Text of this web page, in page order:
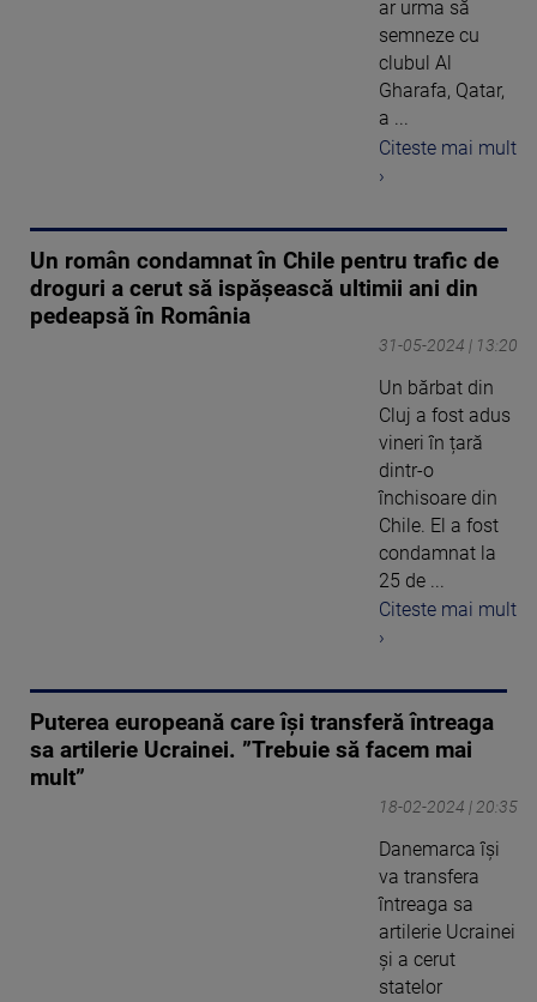
ar urma să
semneze cu
clubul Al
Gharafa, Qatar,
a ...
Citeste mai mult
›
Un român condamnat în Chile pentru trafic de
droguri a cerut să ispășească ultimii ani din
pedeapsă în România
31-05-2024 | 13:20
Un bărbat din
Cluj a fost adus
vineri în țară
dintr-o
închisoare din
Chile. El a fost
condamnat la
25 de ...
Citeste mai mult
›
Puterea europeană care își transferă întreaga
sa artilerie Ucrainei. ”Trebuie să facem mai
mult”
18-02-2024 | 20:35
Danemarca își
va transfera
întreaga sa
artilerie Ucrainei
și a cerut
statelor